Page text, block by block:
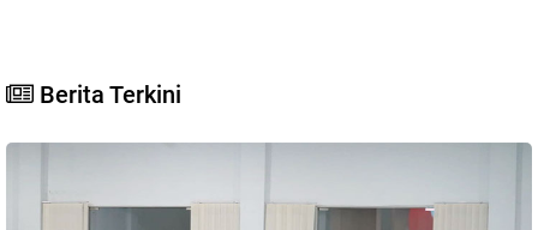
Berita Terkini